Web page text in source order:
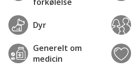
forkølelse
Dyr
Generelt om
medicin